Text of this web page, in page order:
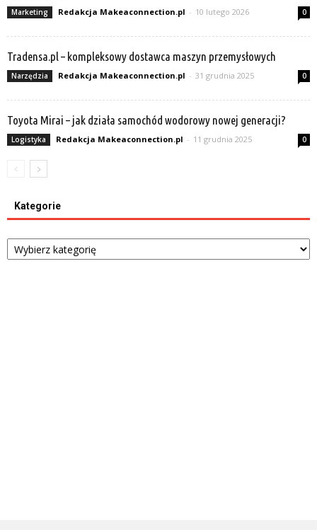
Marketing Redakcja Makeaconnection.pl - 10 lutego 2026 0
Tradensa.pl – kompleksowy dostawca maszyn przemysłowych
Narzędzia Redakcja Makeaconnection.pl - 31 grudnia 2025 0
Toyota Mirai – jak działa samochód wodorowy nowej generacji?
Logistyka Redakcja Makeaconnection.pl - 11 grudnia 2025 0
Kategorie
Kategorie